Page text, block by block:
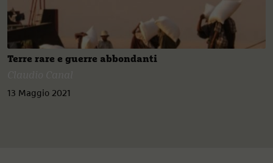
Terre rare e guerre abbondanti
13 Maggio 2021